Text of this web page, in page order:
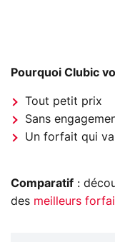
Pourquoi Clubic
Tout petit prix
Sans
Un forfait qui va
Comparatif :
des meilleurs